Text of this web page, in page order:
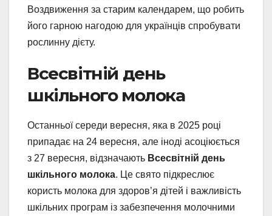
Воздвиження за старим календарем, що робить
його гарною нагодою для українців спробувати
рослинну дієту.
Всесвітній день
шкільного молока
Останньої середи вересня, яка в 2025 році
припадає на 24 вересня, але іноді асоціюється
з 27 вересня, відзначають Всесвітній день
шкільного молока. Це свято підкреслює
користь молока для здоров’я дітей і важливість
шкільних програм із забезпечення молочними